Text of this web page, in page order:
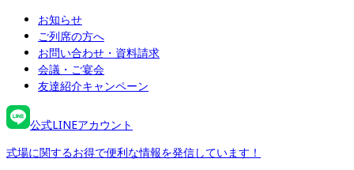
お知らせ
ご列席の方へ
お問い合わせ・資料請求
会議・ご宴会
友達紹介キャンペーン
公式LINEアカウント
式場に関するお得で便利な情報を発信しています！